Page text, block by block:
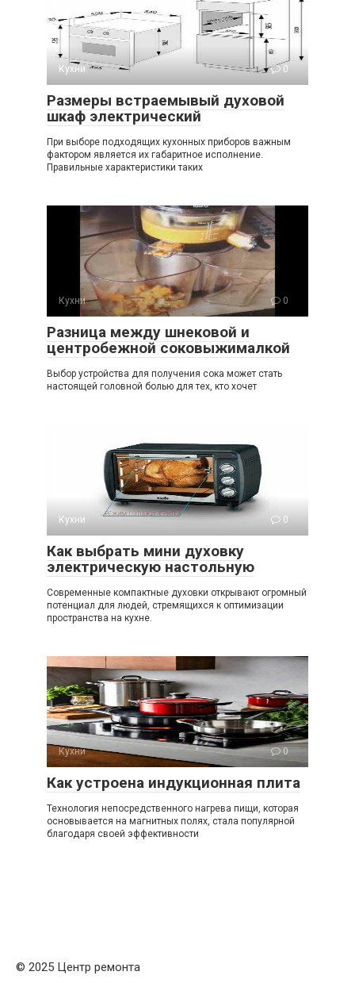
Кухни 0
Размеры встраемывый духовой
шкаф электрический
При выборе подходящих кухонных приборов важным
фактором является их габаритное исполнение.
Правильные характеристики таких
Кухни 0
Разница между шнековой и
центробежной соковыжималкой
Выбор устройства для получения сока может стать
настоящей головной болью для тех, кто хочет
Кухни 0
Как выбрать мини духовку
электрическую настольную
Современные компактные духовки открывают огромный
потенциал для людей, стремящихся к оптимизации
пространства на кухне.
Кухни 0
Как устроена индукционная плита
Технология непосредственного нагрева пищи, которая
основывается на магнитных полях, стала популярной
благодаря своей эффективности
© 2025 Центр ремонта